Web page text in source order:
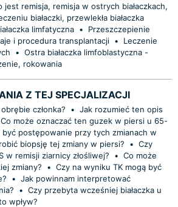
jest remisja, remisja w ostrych białaczkach,
białaczki, przewlekła białaczka
limfatyczna •
Przeszczepienie
i procedura transplantacji •
Leczenie
• Ostra białaczka limfoblastyczna -
rokowania
Z TEJ SPECJALIZACJI
członka? • Jak rozumieć ten opis
Co może oznaczać ten guzek w piersi u 65-
postępowanie przy tych zmianach w
biopsję tej zmiany w piersi? • Czy
w remisji ziarnicy złośliwej?
• Co może
zmiany?
• Czy na wyniku TK mogą być
• Jak powinnam interpretować
• Czy przebyta wcześniej białaczka u
wpływ?